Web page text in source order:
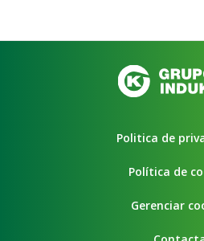
Politica de
Política de
Gerenciar